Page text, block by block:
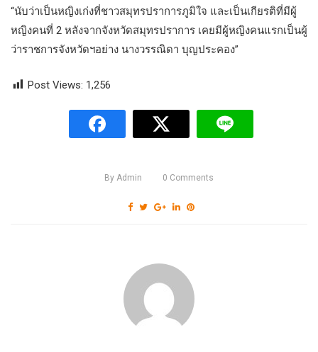
“นับว่าเป็นหญิงเก่งที่ชาวสมุทรปราการภูมิใจ และเป็นเกียรติที่มีผู้
หญิงคนที่ 2 หลังจากจังหวัดสมุทรปราการ เคยมีผู้หญิงคนแรกเป็นผู้
ว่าราชการจังหวัดฯอย่าง นางวรรณิดา บุญประคอง”
Post Views: 1,256
By Admin 0 Comments